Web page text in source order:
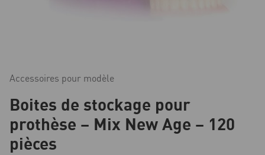
Accessoires pour modèle
Boites de stockage pour
prothèse – Mix New Age – 120
pièces